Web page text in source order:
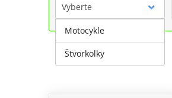
Vyberte
Motocykle
Štvorkolky